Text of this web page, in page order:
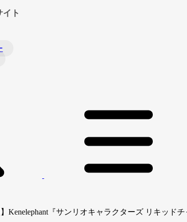
イト
Kenelephant『サンリオキャラクターズ リキッド